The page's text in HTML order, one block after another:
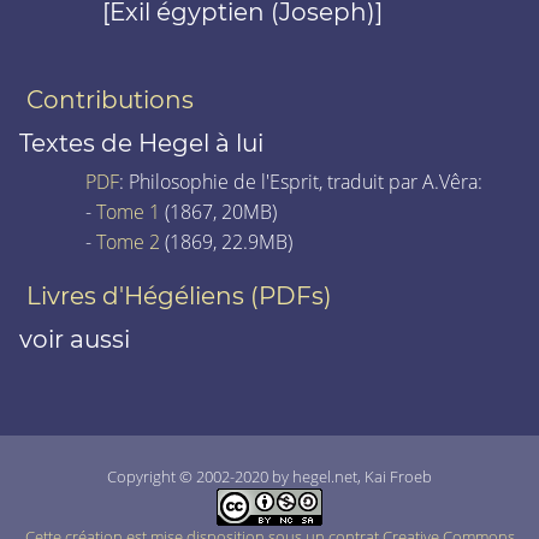
[Exil égyptien (Joseph)]
Contributions
Textes de Hegel à lui
PDF: Philosophie de l'Esprit, traduit par A.Vêra:
-Tome 1 (1867, 20MB)
-Tome 2 (1869, 22.9MB)
Livres d'Hégéliens (PDFs)
voir aussi
Copyright © 2002-2020 by hegel.net, Kai Froeb